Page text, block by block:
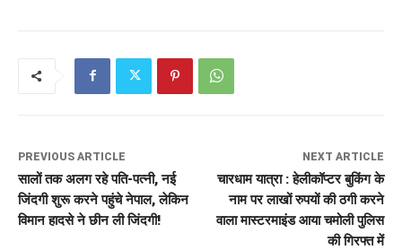
PREVIOUS ARTICLE
सालों तक अलग रहे पति-पत्नी, नई
जिंदगी शुरू करने पहुंचे नेपाल, लेकिन
विमान हादसे ने छीन ली जिंदगी!
NEXT ARTICLE
चारधाम यात्रा : हेलीकॉप्टर बुकिंग के
नाम पर लाखों रुपयों की ठगी करने
वाला मास्टरमाइंड आया चमोली पुलिस
की गिरफ्त में